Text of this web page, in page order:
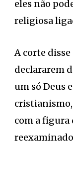
eles não
religiosa
A corte disse
declararem
um só Deus
com a figura